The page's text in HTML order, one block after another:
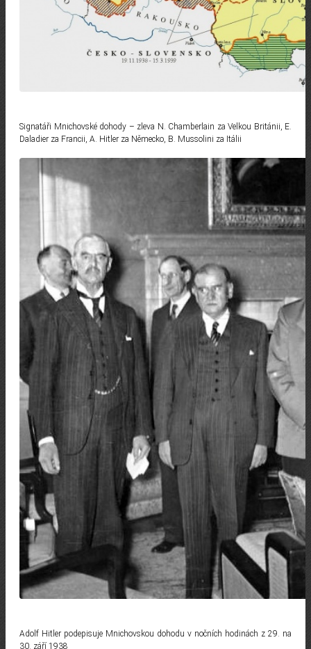
Signatáři Mnichovské dohody – zleva N. Chamberlain za Velkou Británii, E.
Daladier za Francii, A. Hitler za Německo, B. Mussolini za Itálii
Adolf Hitler podepisuje Mnichovskou dohodu v nočních hodinách z 29. na
30. září 1938